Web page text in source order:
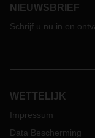
beslissingen en
NIEUWSBRIEF
Schrijf u nu in en
WETTELIJK
Impressum
Data Bescherming